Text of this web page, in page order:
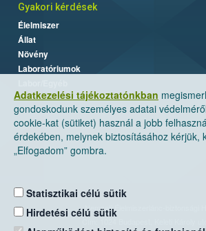
Adatkezelési tájékoztatónkban
gondoskodunk személyes adatai
cookie-kat (sütiket) használ a jobb
érdekében, melynek biztosításához kérjük,
„Elfogadom” gombra.
Statisztikai célú sütik
Hirdetési célú sütik
Gyakori kérdések
Élelmiszer
Állat
Növény
Laboratóriumok
Nemzeti Élelmiszerlánc-biztonsági